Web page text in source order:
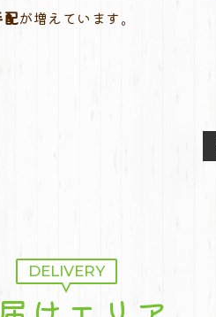
配が増えています。
DELIVERY